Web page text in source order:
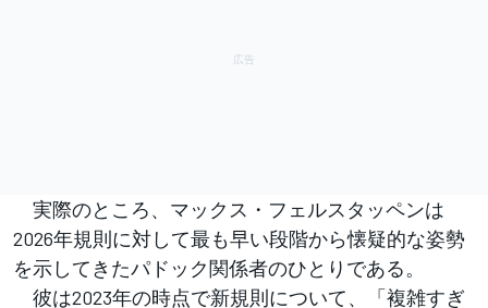
実際のところ、マックス・フェルスタッペンは
2026年規則に対して最も早い段階から懐疑的な姿勢
を示してきたパドック関係者のひとりである。
彼は2023年の時点で新規則について、「複雑すぎ